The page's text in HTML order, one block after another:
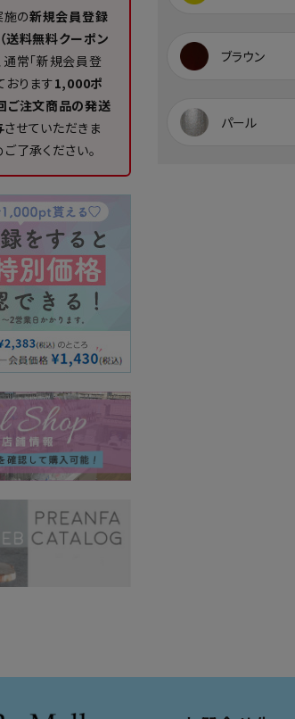
の新規会員登録
送料無料クーポン
通常「新規会員登
おります1,000ポ
ご注文商品の発送
させていただきま
了承ください。
ブラウン
パール